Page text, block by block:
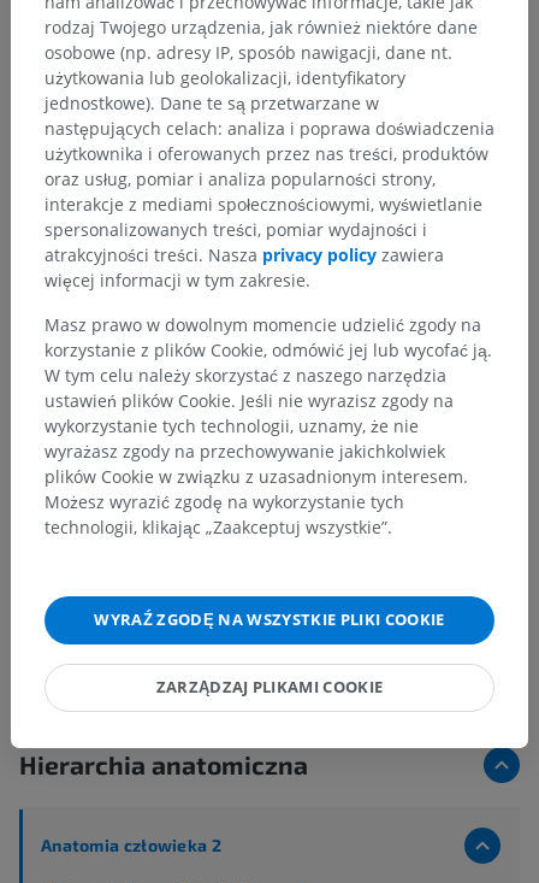
Hierarchia anatomiczna
Anatomia człowieka 2
rodzaj Twojego urządzenia, jak również niektóre dane
osobowe (np. adresy IP, sposób nawigacji, dane nt.
użytkowania lub geolokalizacji, identyfikatory
jednostkowe). Dane te są przetwarzane w
następujących celach: analiza i poprawa doświadczenia
użytkownika i oferowanych przez nas treści, produktów
oraz usług, pomiar i analiza popularności strony,
interakcje z mediami społecznościowymi, wyświetlanie
spersonalizowanych treści, pomiar wydajności i
atrakcyjności treści. Nasza privacy policy zawiera
więcej informacji w tym zakresie.
Masz prawo w dowolnym momencie udzielić zgody na
korzystanie z plików Cookie, odmówić jej lub wycofać ją.
W tym celu należy skorzystać z naszego narzędzia
ustawień plików Cookie. Jeśli nie wyrazisz zgody na
wykorzystanie tych technologii, uznamy, że nie
wyrażasz zgody na przechowywanie jakichkolwiek
plików Cookie w związku z uzasadnionym interesem.
Możesz wyrazić zgodę na wykorzystanie tych
technologii, klikając „Zaakceptuj wszystkie”.
WYRAŹ ZGODĘ NA WSZYSTKIE PLIKI COOKIE
ZARZĄDZAJ PLIKAMI COOKIE